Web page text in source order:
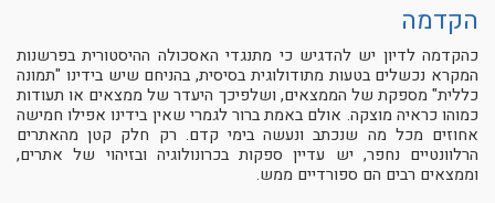
הקדמה
כהקדמה לדיון יש להדגיש כי מתנגדי האסכולה ההיסטורית בפרשנות
המקרא נכשלים בטעות מתודולוגית בסיסית, בהניחם שיש בידינו "תמונה
כללית" מספקת של הממצאים, ושלפיכך היעדר של ממצאים או תעודות
כמוהו כראיה מוצקה. אולם באמת ברור לגמרי שאין בידינו אפילו חמישה
אחוזים מכל מה שנכתב ונעשה בימי קדם. רק חלק קטן מהאתרים
הרלוונטיים נחפר, יש עדיין ספקות בכרונולוגיה ובזיהוי של אתרים,
וממצאים רבים הם ספורדיים ממש.